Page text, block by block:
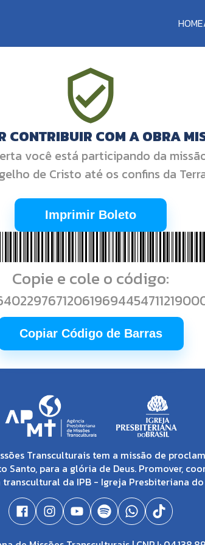
HOME
CONTRIBUIR COM A OBRA
você está participando da
de Cristo até os confins da
Imprimir Boleto
Copie e cole o código:
Copiar Código de Barras
Transculturais tem a missão de
Santo, para a glória de Deus. Promover,
da IPB - Igreja Presbiteriana